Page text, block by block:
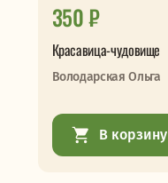
350 ₽
Красавица-чудовище
Володарская Ольга
В корзину